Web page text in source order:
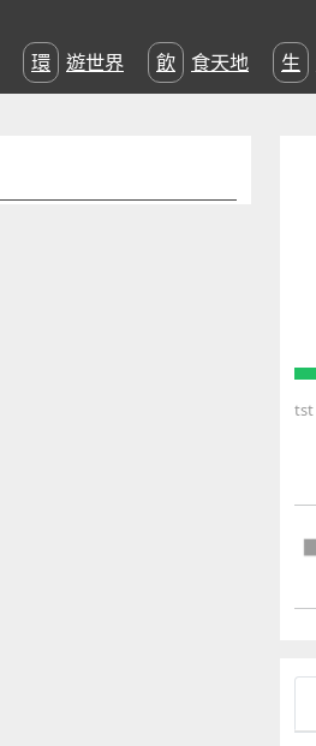
環遊世界 飲食天地
tst